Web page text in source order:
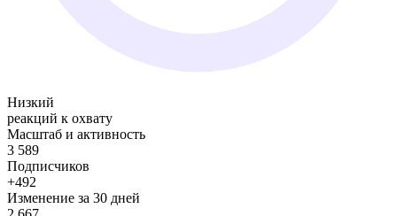
Низкий
реакций к охвату
Масштаб и активность
3 589
Подписчиков
+492
Изменение за 30 дней